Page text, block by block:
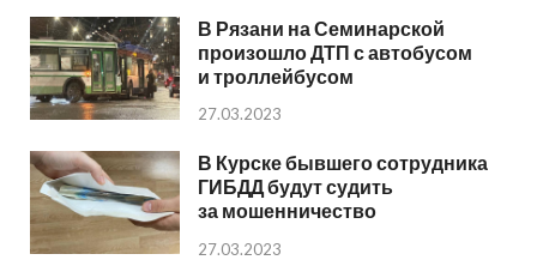
В Рязани на Семинарской
произошло ДТП с автобусом
и троллейбусом
27.03.2023
В Курске бывшего сотрудника
ГИБДД будут судить
за мошенничество
27.03.2023